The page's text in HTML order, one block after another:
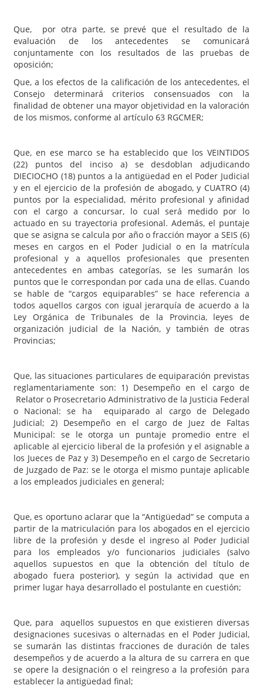
Que, por otra parte, se prevé que el resultado de la
evaluación de los antecedentes se comunicará
conjuntamente con los resultados de las pruebas de
oposición;
Que, a los efectos de la calificación de los antecedentes, el
Consejo determinará criterios consensuados con la
finalidad de obtener una mayor objetividad en la valoración
de los mismos, conforme al artículo 63 RGCMER;
Que, en ese marco se ha establecido que los VEINTIDOS
(22) puntos del inciso a) se desdoblan adjudicando
DIECIOCHO (18) puntos a la antigüedad en el Poder Judicial
y en el ejercicio de la profesión de abogado, y CUATRO (4)
puntos por la especialidad, mérito profesional y afinidad
con el cargo a concursar, lo cual será medido por lo
actuado en su trayectoria profesional. Además, el puntaje
que se asigna se calcula por año o fracción mayor a SEIS (6)
meses en cargos en el Poder Judicial o en la matrícula
profesional y a aquellos profesionales que presenten
antecedentes en ambas categorías, se les sumarán los
puntos que le correspondan por cada una de ellas. Cuando
se hable de “cargos equiparables” se hace referencia a
todos aquellos cargos con igual jerarquía de acuerdo a la
Ley Orgánica de Tribunales de la Provincia, leyes de
organización judicial de la Nación, y también de otras
Provincias;
Que, las situaciones particulares de equiparación previstas
reglamentariamente son: 1) Desempeño en el cargo de
Relator o Prosecretario Administrativo de la Justicia Federal
o Nacional: se ha equiparado al cargo de Delegado
Judicial; 2) Desempeño en el cargo de Juez de Faltas
Municipal: se le otorga un puntaje promedio entre el
aplicable al ejercicio liberal de la profesión y el asignable a
los Jueces de Paz y 3) Desempeño en el cargo de Secretario
de Juzgado de Paz: se le otorga el mismo puntaje aplicable
a los empleados judiciales en general;
Que, es oportuno aclarar que la “Antigüedad” se computa a
partir de la matriculación para los abogados en el ejercicio
libre de la profesión y desde el ingreso al Poder Judicial
para los empleados y/o funcionarios judiciales (salvo
aquellos supuestos en que la obtención del título de
abogado fuera posterior), y según la actividad que en
primer lugar haya desarrollado el postulante en cuestión;
Que, para aquellos supuestos en que existieren diversas
designaciones sucesivas o alternadas en el Poder Judicial,
se sumarán las distintas fracciones de duración de tales
desempeños y de acuerdo a la altura de su carrera en que
se opere la designación o el reingreso a la profesión para
establecer la antigüedad final;